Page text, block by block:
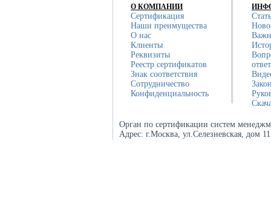
О КОМПАНИИ
Сертификация
Наши преимущества
О нас
Клиенты
Реквизиты
Реестр сертификатов
Знак соответствия
Сотрудничество
Конфиденциальность
Орган по сертификации систем
Адрес: г.Москва, ул.Селезневская, дом